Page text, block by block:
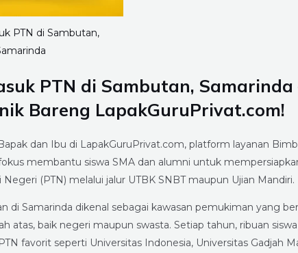
PTN di Sambutan,
PTN di Sambutan, Samarinda
Bareng LapakGuruPrivat.com!
dan Ibu di LapakGuruPrivat.com, platform layanan
membantu siswa SMA dan alumni untuk
(PTN) melalui jalur UTBK SNBT maupun Ujian Mandiri.
di Samarinda dikenal sebagai kawasan pemukiman yang
atas, baik negeri maupun swasta. Setiap tahun, ribuan
favorit seperti Universitas Indonesia, Universitas Gadjah